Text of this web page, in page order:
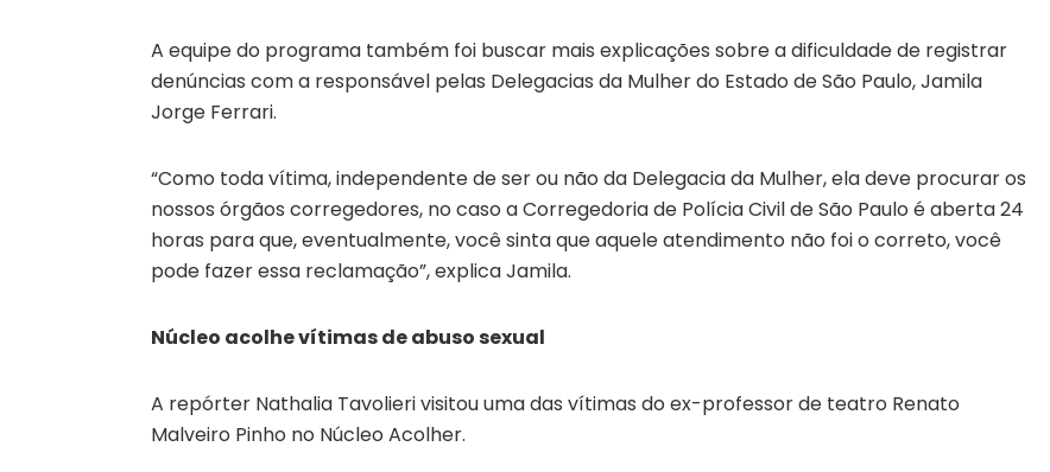
A equipe do programa também foi buscar mais explicações sobre a dificuldade de registrar
denúncias com a responsável pelas Delegacias da Mulher do Estado de São Paulo, Jamila
Jorge Ferrari.
“Como toda vítima, independente de ser ou não da Delegacia da Mulher, ela deve procurar os
nossos órgãos corregedores, no caso a Corregedoria de Polícia Civil de São Paulo é aberta 24
horas para que, eventualmente, você sinta que aquele atendimento não foi o correto, você
pode fazer essa reclamação”, explica Jamila.
Núcleo acolhe vítimas de abuso sexual
A repórter Nathalia Tavolieri visitou uma das vítimas do ex-professor de teatro Renato
Malveiro Pinho no Núcleo Acolher.